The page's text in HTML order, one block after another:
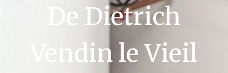
De Dietrich
Vendin le Vieil